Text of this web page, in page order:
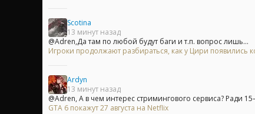
Scotina
13 минут назад
@Adren,Да там по любой будут баги и т.п. вопрос лишь...
Игроки продолжают разбираться, как у Цири появились
Ardyn
13 минут назад
@Adren, А в чем интерес стримингового сервиса? Ради
GTA 6 покажут 27 августа на Netflix